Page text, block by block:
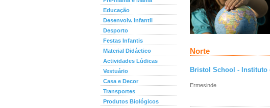
Educação
Desenvolv. Infantil
Desporto
Festas Infantis
Material Didáctico
Actividades Lúdicas
Vestuário
Casa e Decor
Transportes
Produtos Biológicos
Norte
Bristol School - Instituto
Ermesinde